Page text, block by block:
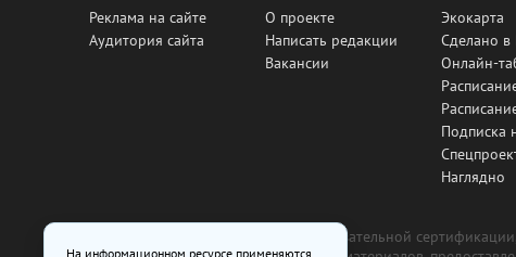
Реклама на сайте
Аудитория сайта
О проекте
Написать редакции
Вакансии
Экокарта
Сделано в
Онлайн-
Подписка
Наглядно
Все рекламные товары подлежат обязательной
На информационном ресурсе применяются